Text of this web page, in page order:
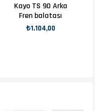
Kayo TS 90 Arka
Fren balatası
₺1.104,00